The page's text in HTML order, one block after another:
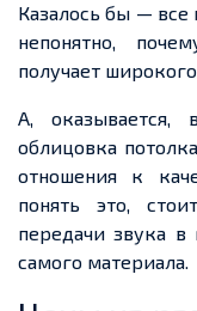
Казалось бы — все
непонятно,
получает
А,
облицовка
отношения к
понять это,
передачи звука в
самого материала.